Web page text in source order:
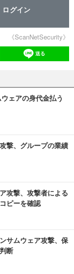
ログイン
《ScanNetSecurity》
送る
ェアの身代金払う
撃、グループの業績
攻撃、攻撃者による
ピーを確認
サムウェア攻撃、保
断